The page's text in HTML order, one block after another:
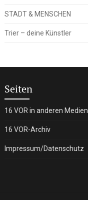
STADT & MENSCHEN
Trier – deine Künstler
Seiten
16 VOR in anderen Medien
16 VOR-Archiv
Impressum/Datenschutz